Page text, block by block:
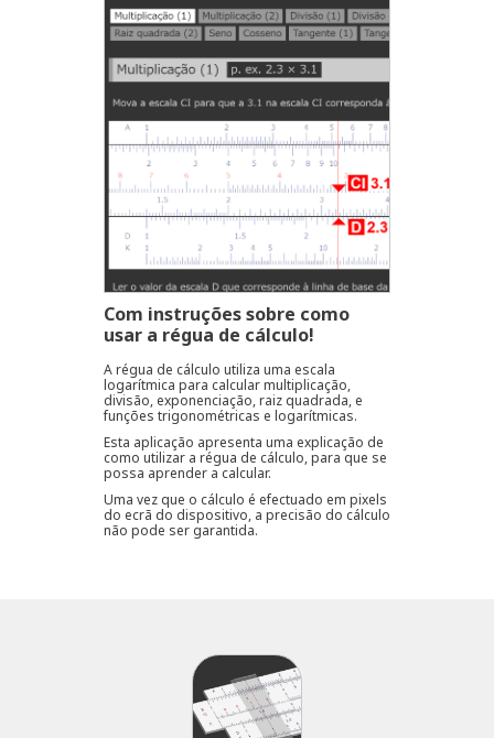
Com instruções sobre como
usar a régua de cálculo!
A régua de cálculo utiliza uma escala
logarítmica para calcular multiplicação,
divisão, exponenciação, raiz quadrada, e
funções trigonométricas e logarítmicas.
Esta aplicação apresenta uma explicação de
como utilizar a régua de cálculo, para que se
possa aprender a calcular.
Uma vez que o cálculo é efectuado em pixels
do ecrã do dispositivo, a precisão do cálculo
não pode ser garantida.